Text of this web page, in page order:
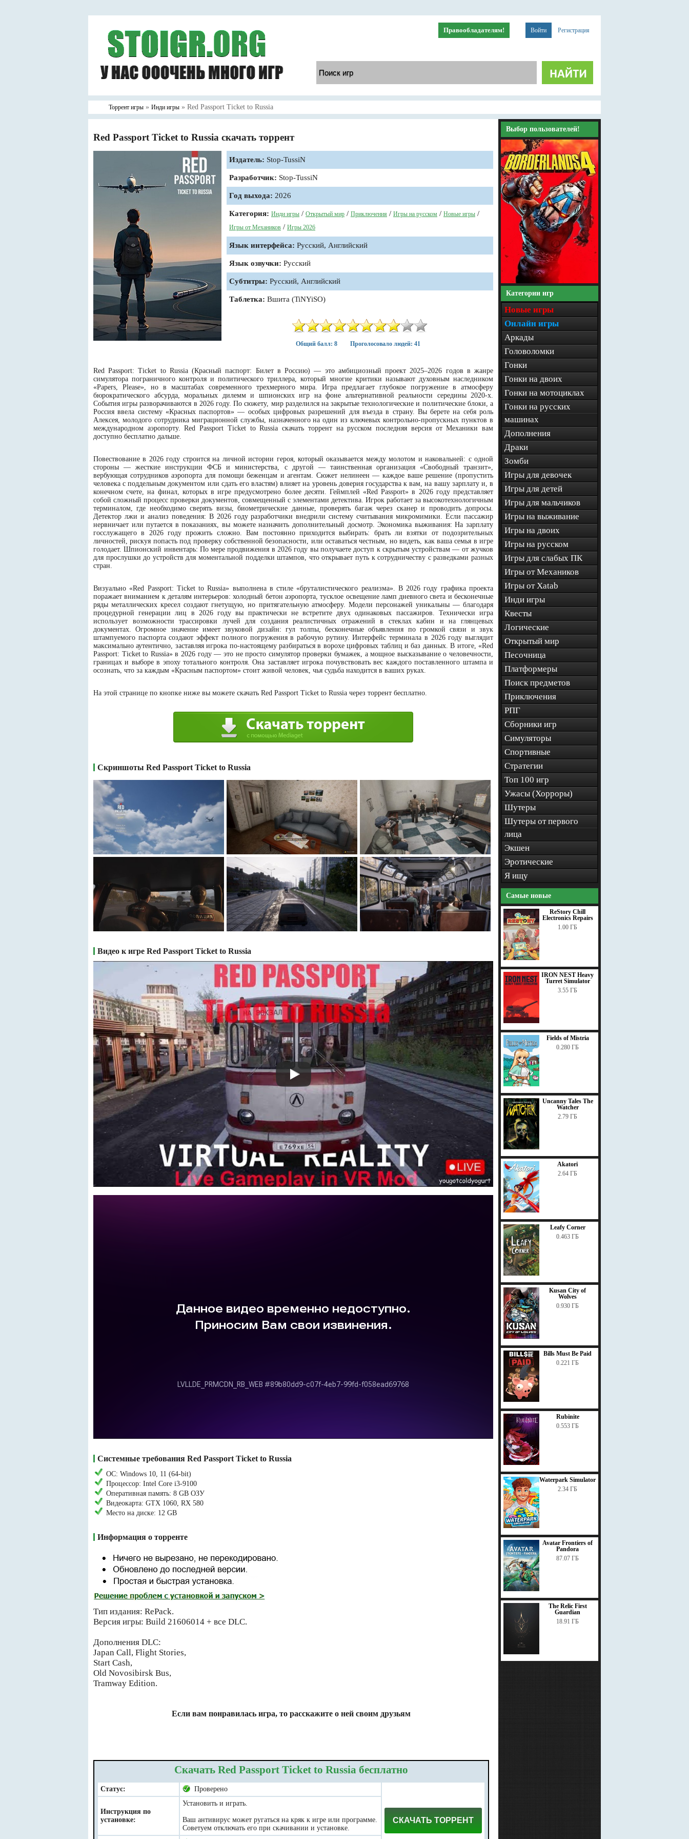
Войти Регистрация
Правообладателям!
Торрент игры » Инди игры » Red Passport Ticket to Russia
Red Passport Ticket to Russia скачать торрент
Издатель: Stop-TussiN
Разработчик: Stop-TussiN
Год выхода: 2026
Категория: Инди игры / Открытый мир / Приключения / Игры на русском / Новые игры /
Игры от Механиков / Игры 2026
Язык интерфейса: Русский, Английский
Язык озвучки: Русский
Субтитры: Русский, Английский
Таблетка: Вшита (TiNYiSO)
Общий балл: 8 Проголосовало людей: 41
Red Passport: Ticket to Russia (Красный паспорт: Билет в Россию) — это амбициозный проект 2025–2026 годов в жанре
симулятора пограничного контроля и политического триллера, который многие критики называют духовным наследником
«Papers, Please», но в масштабах современного трехмерного мира. Игра предлагает глубокое погружение в атмосферу
бюрократического абсурда, моральных дилемм и шпионских игр на фоне альтернативной реальности середины 2020-х.
События игры разворачиваются в 2026 году. По сюжету, мир разделился на закрытые технологические и политические блоки, а
Россия ввела систему «Красных паспортов» — особых цифровых разрешений для въезда в страну. Вы берете на себя роль
Алексея, молодого сотрудника миграционной службы, назначенного на один из ключевых контрольно-пропускных пунктов в
международном аэропорту. Red Passport Ticket to Russia скачать торрент на русском последняя версия от Механики вам
доступно бесплатно дальше.
Повествование в 2026 году строится на личной истории героя, который оказывается между молотом и наковальней: с одной
стороны — жесткие инструкции ФСБ и министерства, с другой — таинственная организация «Свободный транзит»,
вербующая сотрудников аэропорта для помощи беженцам и агентам. Сюжет нелинеен — каждое ваше решение (пропустить
человека с поддельным документом или сдать его властям) влияет на уровень доверия государства к вам, на вашу зарплату и, в
конечном счете, на финал, которых в игре предусмотрено более десяти. Геймплей «Red Passport» в 2026 году представляет
собой сложный процесс проверки документов, совмещенный с элементами детектива. Игрок работает за высокотехнологичным
терминалом, где необходимо сверять визы, биометрические данные, проверять багаж через сканер и проводить допросы.
Детектор лжи и анализ поведения: В 2026 году разработчики внедрили систему считывания микромимики. Если пассажир
нервничает или путается в показаниях, вы можете назначить дополнительный досмотр. Экономика выживания: На зарплату
госслужащего в 2026 году прожить сложно. Вам постоянно приходится выбирать: брать ли взятки от подозрительных
личностей, рискуя попасть под проверку собственной безопасности, или оставаться честным, но видеть, как ваша семья в игре
голодает. Шпионский инвентарь: По мере продвижения в 2026 году вы получаете доступ к скрытым устройствам — от жучков
для прослушки до устройств для моментальной подделки штампов, что открывает путь к сотрудничеству с разведками разных
стран.
Визуально «Red Passport: Ticket to Russia» выполнена в стиле «бруталистического реализма». В 2026 году графика проекта
поражает вниманием к деталям интерьеров: холодный бетон аэропорта, тусклое освещение ламп дневного света и бесконечные
ряды металлических кресел создают гнетущую, но притягательную атмосферу. Модели персонажей уникальны — благодаря
процедурной генерации лиц в 2026 году вы практически не встретите двух одинаковых пассажиров. Технически игра
использует возможности трассировки лучей для создания реалистичных отражений в стеклах кабин и на глянцевых
документах. Огромное значение имеет звуковой дизайн: гул толпы, бесконечные объявления по громкой связи и звук
штампуемого паспорта создают эффект полного погружения в рабочую рутину. Интерфейс терминала в 2026 году выглядит
максимально аутентично, заставляя игрока по-настоящему разбираться в ворохе цифровых таблиц и баз данных. В итоге, «Red
Passport: Ticket to Russia» в 2026 году — это не просто симулятор проверки бумажек, а мощное высказывание о человечности,
границах и выборе в эпоху тотального контроля. Она заставляет игрока почувствовать вес каждого поставленного штампа и
осознать, что за каждым «Красным паспортом» стоит живой человек, чья судьба находится в ваших руках.
На этой странице по кнопке ниже вы можете скачать Red Passport Ticket to Russia через торрент бесплатно.
Скриншоты Red Passport Ticket to Russia
Видео к игре Red Passport Ticket to Russia
Системные требования Red Passport Ticket to Russia
ОС: Windows 10, 11 (64-bit)
Процессор: Intel Core i3-9100
Оперативная память: 8 GB ОЗУ
Видеокарта: GTX 1060, RX 580
Место на диске: 12 GB
Информация о торренте
Тип издания: RePack.
Версия игры: Build 21606014 + все DLC.
Дополнения DLC:
Japan Call, Flight Stories,
Start Cash,
Old Novosibirsk Bus,
Tramway Edition.
Если вам понравилась игра, то расскажите о ней своим друзьям
Скачать Red Passport Ticket to Russia бесплатно
Статус: Проверено
СКАЧАТЬ ТОРРЕНТ
Инструкция по
установке:
Установить и играть.
Ваш антивирус может ругаться на кряк к игре или программе.
Советуем отключать его при скачивании и установке.
Выбор пользователей!
Категории игр
Новые игры
Онлайн игры
Аркады
Головоломки
Гонки
Гонки на двоих
Гонки на мотоциклах
Гонки на русских
машинах
Дополнения
Драки
Зомби
Игры для девочек
Игры для детей
Игры для мальчиков
Игры на выживание
Игры на двоих
Игры на русском
Игры для слабых ПК
Игры от Механиков
Игры от Xatab
Инди игры
Квесты
Логические
Открытый мир
Песочница
Платформеры
Поиск предметов
Приключения
РПГ
Сборники игр
Симуляторы
Спортивные
Стратегии
Топ 100 игр
Ужасы (Хорроры)
Шутеры
Шутеры от первого
лица
Экшен
Эротические
Я ищу
Самые новые
ReStory Chill
Electronics Repairs
1.00 ГБ
IRON NEST Heavy
Turret Simulator
3.55 ГБ
Fields of Mistria
0.280 ГБ
Uncanny Tales The
Watcher
2.79 ГБ
Akatori
2.64 ГБ
Leafy Corner
0.463 ГБ
Kusan City of
Wolves
0.930 ГБ
Bills Must Be Paid
0.221 ГБ
Rubinite
0.553 ГБ
Waterpark Simulator
2.34 ГБ
Avatar Frontiers of
Pandora
87.07 ГБ
The Relic First
Guardian
18.91 ГБ